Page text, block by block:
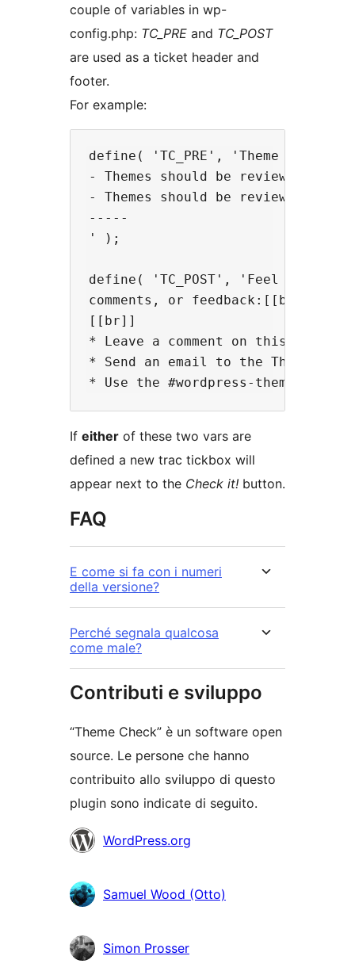
couple of variables in wp-
config.php: TC_PRE and TC_POST
are used as a ticket header and
footer.
For example:
define( 'TC_PRE', 'Theme
- Themes should be reviewed
- Themes should be reviewed
-----
' );
define( 'TC_POST', 'Feel free to
comments, or feedback:[[br]]
[[br]]
* Leave a comment on this
* Send an email to the Theme
If either of these two vars are
defined a new trac tickbox will
appear next to the Check it! button.
FAQ
E come si fa con i numeri
della versione?
Perché segnala qualcosa
come male?
Contributi e sviluppo
“Theme Check” è un software open
source. Le persone che hanno
contribuito allo sviluppo di questo
plugin sono indicate di seguito.
Collaboratori
WordPress.org
Samuel Wood (Otto)
Simon Prosser